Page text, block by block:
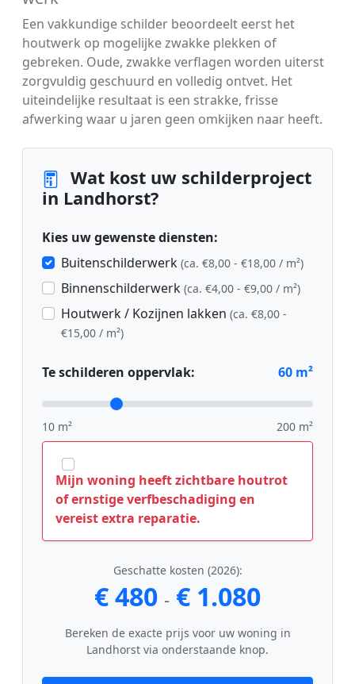
Een vakkundige schilder beoordeelt eerst het
houtwerk op mogelijke zwakke plekken of
gebreken. Oude, zwakke verflagen worden uiterst
zorgvuldig geschuurd en volledig ontvet. Het
uiteindelijke resultaat is een strakke, frisse
afwerking waar u jaren geen omkijken naar heeft.
Wat kost uw schilderproject
in Landhorst?
Kies uw gewenste diensten:
Buitenschilderwerk (ca. €8,00 - €18,00 / m²)
Binnenschilderwerk (ca. €4,00 - €9,00 / m²)
Houtwerk / Kozijnen lakken (ca. €8,00 -
€15,00 / m²)
Te schilderen oppervlak: 60 m²
10 m² 200 m²
Mijn woning heeft zichtbare houtrot
of ernstige verfbeschadiging en
vereist extra reparatie.
Geschatte kosten (2026):
€ 480 - € 1.080
Bereken de exacte prijs voor uw woning in
Landhorst via onderstaande knop.